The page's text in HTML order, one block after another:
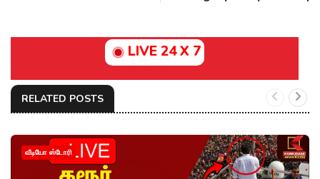
LIVE 24 X 7
RELATED POSTS
வீடியோ ஸ்டோரி